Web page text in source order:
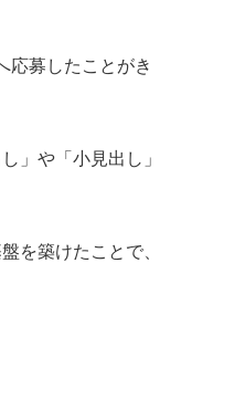
応募したことがき
」や「小見出し」
を築けたことで、